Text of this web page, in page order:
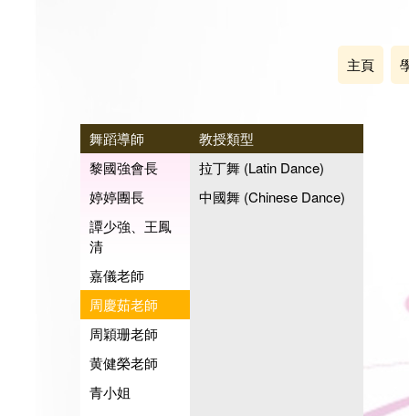
主頁
舞蹈導師
黎國強會長
婷婷團長
譚少強、王鳳
清
嘉儀老師
周慶茹老師
周穎珊老師
黄健榮老師
青小姐
教授類型
拉丁舞 (Latin Dance)
中國舞 (Chinese Dance)